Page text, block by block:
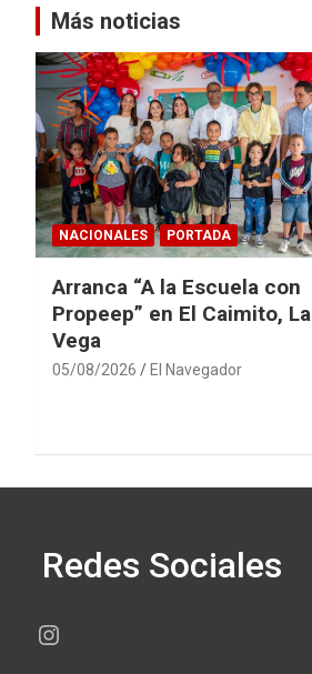
Más noticias
NACIONALES PORTADA
Arranca “A la Escuela con
Propeep” en El Caimito, La
Vega
05/08/2026 El Navegador
Redes Sociales
Instagram